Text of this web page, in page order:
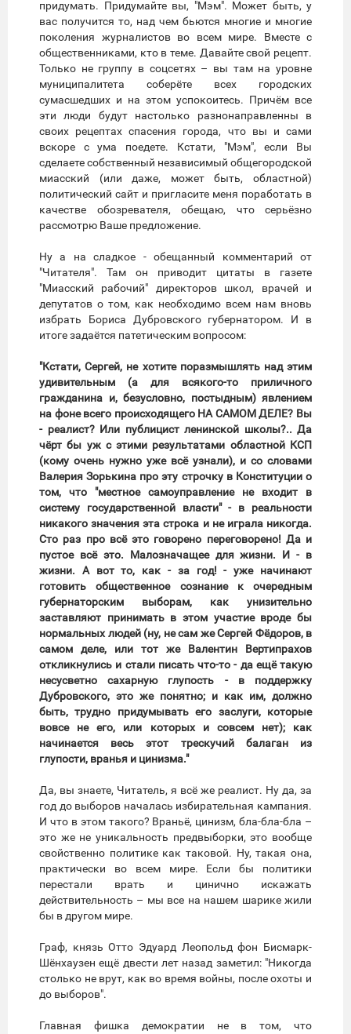
придумать. Придумайте вы, "Мэм". Может быть, у
вас получится то, над чем бьются многие и многие
поколения журналистов во всем мире. Вместе с
общественниками, кто в теме. Давайте свой рецепт.
Только не группу в соцсетях – вы там на уровне
муниципалитета соберёте всех городских
сумасшедших и на этом успокоитесь. Причём все
эти люди будут настолько разнонаправленны в
своих рецептах спасения города, что вы и сами
вскоре с ума поедете. Кстати, "Мэм", если Вы
сделаете собственный независимый общегородской
миасский (или даже, может быть, областной)
политический сайт и пригласите меня поработать в
качестве обозревателя, обещаю, что серьёзно
рассмотрю Ваше предложение.
Ну а на сладкое - обещанный комментарий от
"Читателя". Там он приводит цитаты в газете
"Миасский рабочий" директоров школ, врачей и
депутатов о том, как необходимо всем нам вновь
избрать Бориса Дубровского губернатором. И в
итоге задаётся патетическим вопросом:
"Кстати, Сергей, не хотите поразмышлять над этим
удивительным (а для всякого-то приличного
гражданина и, безусловно, постыдным) явлением
на фоне всего происходящего НА САМОМ ДЕЛЕ? Вы
- реалист? Или публицист ленинской школы?.. Да
чёрт бы уж с этими результатами областной КСП
(кому очень нужно уже всё узнали), и со словами
Валерия Зорькина про эту строчку в Конституции о
том, что "местное самоуправление не входит в
систему государственной власти" - в реальности
никакого значения эта строка и не играла никогда.
Сто раз про всё это говорено переговорено! Да и
пустое всё это. Малозначащее для жизни. И - в
жизни. А вот то, как - за год! - уже начинают
готовить общественное сознание к очередным
губернаторским выборам, как унизительно
заставляют принимать в этом участие вроде бы
нормальных людей (ну, не сам же Сергей Фёдоров, в
самом деле, или тот же Валентин Вертипрахов
откликнулись и стали писать что-то - да ещё такую
несусветно сахарную глупость - в поддержку
Дубровского, это же понятно; и как им, должно
быть, трудно придумывать его заслуги, которые
вовсе не его, или которых и совсем нет); как
начинается весь этот трескучий балаган из
глупости, вранья и цинизма."
Да, вы знаете, Читатель, я всё же реалист. Ну да, за
год до выборов началась избирательная кампания.
И что в этом такого? Враньё, цинизм, бла-бла-бла –
это же не уникальность предвыборки, это вообще
свойственно политике как таковой. Ну, такая она,
практически во всем мире. Если бы политики
перестали врать и цинично искажать
действительность – мы все на нашем шарике жили
бы в другом мире.
Граф, князь Отто Эдуард Леопольд фон Бисмарк-
Шёнхаузен ещё двести лет назад заметил: "Никогда
столько не врут, как во время войны, после охоты и
до выборов".
Главная фишка демократии не в том, что